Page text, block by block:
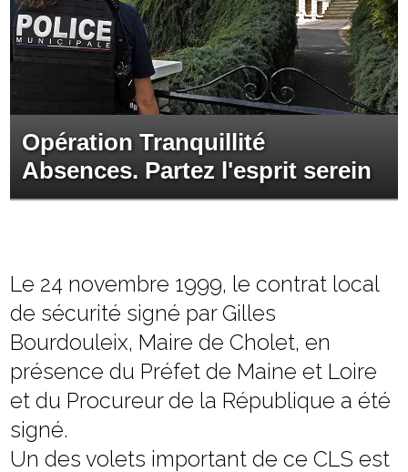
Opération Tranquillité
Absences. Partez l'esprit serein
Le 24 novembre 1999, le contrat local
de sécurité signé par Gilles
Bourdouleix, Maire de Cholet, en
présence du Préfet de Maine et Loire
et du Procureur de la République a été
signé.
Un des volets important de ce CLS est